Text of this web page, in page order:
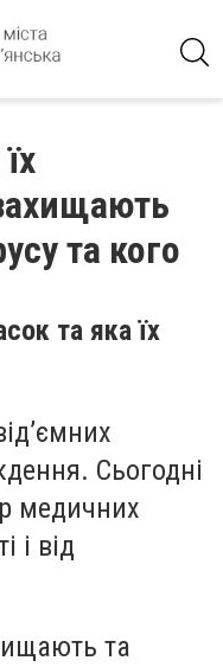
та кого
та яка їх
Сьогодні
медичних
і від
та